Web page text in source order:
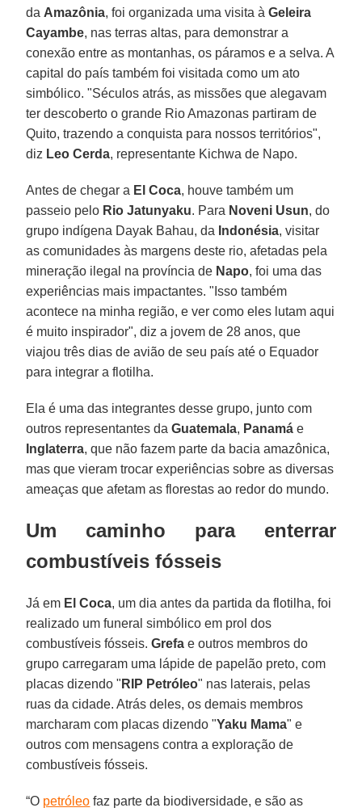
da Amazônia, foi organizada uma visita àGeleira
Cayambe, nas terras altas, para demonstrar a
conexão entre as montanhas, os páramos e a selva. A
capital do país também foi visitada como um ato
simbólico. "Séculos atrás, as missões que alegavam
ter descoberto o grande Rio Amazonas partiram de
Quito, trazendo a conquista para nossos territórios",
diz Leo Cerda, representante Kichwa de Napo.
Antes de chegar a El Coca, houve também um
passeio pelo Rio Jatunyaku. Para Noveni Usun, do
grupo indígena Dayak Bahau, da Indonésia, visitar
as comunidades às margens deste rio, afetadas pela
mineração ilegal na província de Napo, foi uma das
experiências mais impactantes. "Isso também
acontece na minha região, e ver como eles lutam aqui
é muito inspirador", diz a jovem de 28 anos, que
viajou três dias de avião de seu país até o Equador
para integrar a flotilha.
Ela é uma das integrantes desse grupo, junto com
outros representantes daGuatemala, Panamá e
Inglaterra, que não fazem parte da bacia amazônica,
mas que vieram trocar experiências sobre as diversas
ameaças que afetam as florestas ao redor do mundo.
Um caminho para enterrar
combustíveis fósseis
Já em El Coca, um dia antes da partida da flotilha, foi
realizado um funeral simbólico em prol dos
combustíveis fósseis.Grefa e outros membros do
grupo carregaram uma lápide de papelão preto, com
placas dizendo " RIP Petróleo" nas laterais, pelas
ruas da cidade. Atrás deles, os demais membros
marcharam com placas dizendo "Yaku Mama" e
outros com mensagens contra a exploração de
combustíveis fósseis.
“O petróleo faz parte da biodiversidade, e são as